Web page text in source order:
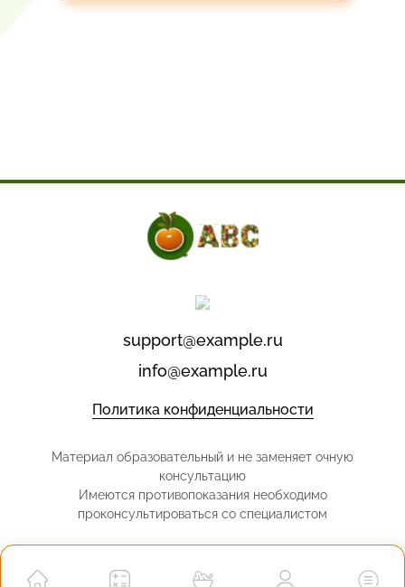
support@example.ru
info@example.ru
Политика конфиденциальности
Материал образовательный и не заменяет очную
консультацию
Имеются противопоказания необходимо
проконсультироваться со специалистом